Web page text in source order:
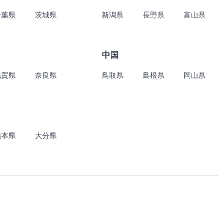
県
茨城県
新潟県 長野県 富山県
県
奈良県
中国
鳥取県 島根県 岡山県
県
大分県